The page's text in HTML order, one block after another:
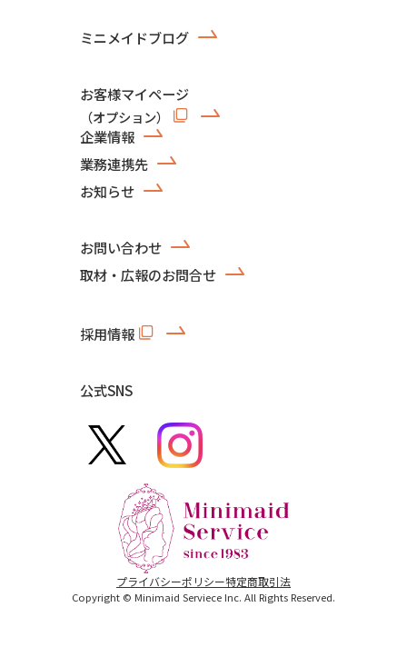
ミニメイドブログ
お客様マイページ
（オプション）
企業情報
業務連携先
お知らせ
お問い合わせ
取材・広報のお問合せ
採用情報
公式SNS
プライバシーポリシー特定商取引法
Copyright © Minimaid Serviece Inc. All Rights Reserved.